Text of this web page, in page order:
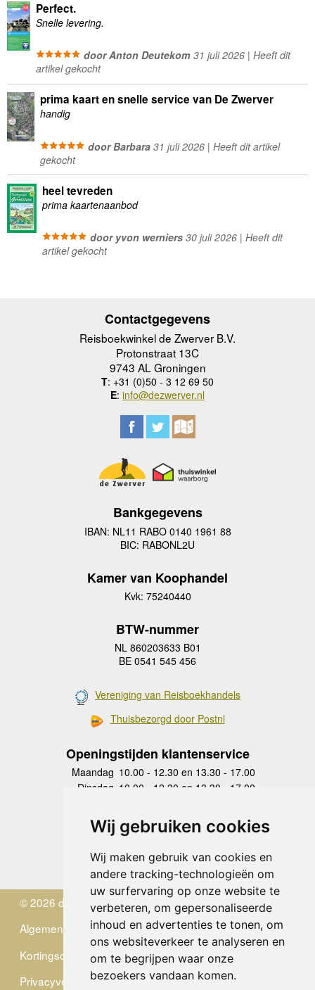
Wij gebruiken cookies
Wij maken gebruik van cookies en
andere tracking-technologieën om
uw surfervaring op onze website te
verbeteren, om gepersonaliseerde
inhoud en advertenties te tonen, om
ons websiteverkeer te analyseren en
om te begrijpen waar onze
bezoekers vandaan komen.
Perfect.
Snelle levering.
door Anton Deutekom31 juli 2026 | Heeft dit
artikel gekocht
prima kaart en snelle service van De Zwerver
handig
door Barbara31 juli 2026 | Heeft dit artikel
gekocht
heel tevreden
prima kaartenaanbod
door yvon werniers30 juli 2026 | Heeft dit
artikel gekocht
Contactgegevens
Reisboekwinkel de Zwerver B.V.
Protonstraat 13C
9743 AL Groningen
T: +31 (0)50 - 3 12 69 50
E: info@dezwerver.nl
Bankgegevens
IBAN: NL11 RABO 0140 1961 88
BIC: RABONL2U
Kamer van Koophandel
Kvk: 75240440
BTW-nummer
NL 860203633 B01
BE 0541 545 456
Vereniging van Reisboekhandels
Thuisbezorgd door Postnl
Openingstijden klantenservice
Maandag 10.00 - 12.30 en 13.30 - 17.00
Dinsdag 10.00 - 12.30 en 13.30 - 17.00
Donderdag
10.00 - 12.30 en 13.30 - 17.00
Vrijdag 10.00 - 12.30 en 13.30 - 17.00
Zaterdag
gesloten
Zondag gesloten
© 2026 de Zwerver
Algemene Voorwaarden
Kortingscode
Privacyverklaring